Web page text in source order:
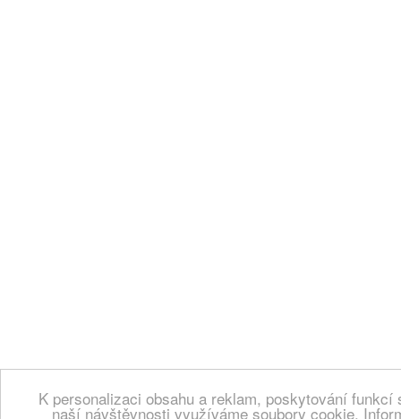
K personalizaci obsahu a reklam, poskytování
naší návštěvnosti využíváme soubory cookie.